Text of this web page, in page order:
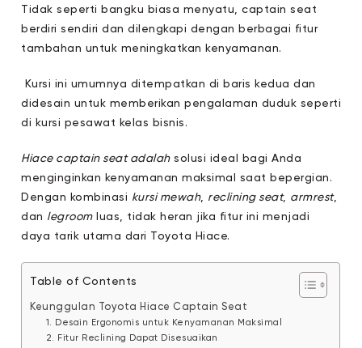
Tidak seperti bangku biasa menyatu, captain seat
berdiri sendiri dan dilengkapi dengan berbagai fitur
tambahan untuk meningkatkan kenyamanan.
Kursi ini umumnya ditempatkan di baris kedua dan
didesain untuk memberikan pengalaman duduk seperti
di kursi pesawat kelas bisnis.
Hiace captain seat adalahsolusi ideal bagi Anda
menginginkan kenyamanan maksimal saat bepergian.
Dengan kombinasi kursi mewah, reclining seat, armrest,
dan legroomluas, tidak heran jika fitur ini menjadi
daya tarik utama dari Toyota Hiace.
Table of Contents
Keunggulan Toyota Hiace Captain Seat
1. Desain Ergonomis untuk Kenyamanan Maksimal
2. Fitur Reclining Dapat Disesuaikan